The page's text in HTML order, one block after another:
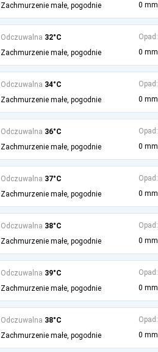
Zachmurzenie małe, pogodnie
0 mm
Odczuwalna 32°C
Zachmurzenie małe, pogodnie
Opad:
0 mm
Odczuwalna 34°C
Zachmurzenie małe, pogodnie
Opad:
0 mm
Odczuwalna 36°C
Zachmurzenie małe, pogodnie
Opad:
0 mm
Odczuwalna 37°C
Zachmurzenie małe, pogodnie
Opad:
0 mm
Odczuwalna 38°C
Zachmurzenie małe, pogodnie
Opad:
0 mm
Odczuwalna 39°C
Zachmurzenie małe, pogodnie
Opad:
0 mm
Odczuwalna 38°C
Zachmurzenie małe, pogodnie
Opad:
0 mm